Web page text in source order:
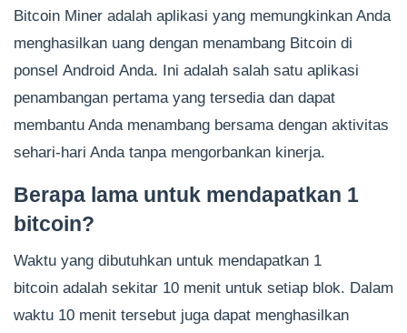
Bitcoin Miner adalah aplikasi yang memungkinkan Anda
menghasilkan uang dengan menambang Bitcoin di
ponsel Android Anda. Ini adalah salah satu aplikasi
penambangan pertama yang tersedia dan dapat
membantu Anda menambang bersama dengan aktivitas
sehari-hari Anda tanpa mengorbankan kinerja.
Berapa lama untuk mendapatkan 1
bitcoin?
Waktu yang dibutuhkan untuk mendapatkan 1
bitcoin adalah sekitar 10 menit untuk setiap blok. Dalam
waktu 10 menit tersebut juga dapat menghasilkan